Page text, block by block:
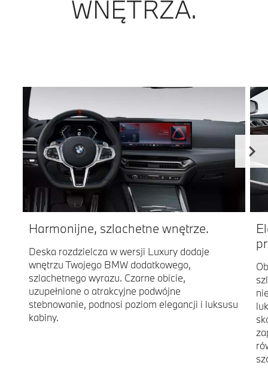
WNĘTRZA.
Harmonijne, szlachetne wnętrze.
Deska rozdzielcza w wersji Luxury dodaje
wnętrzu Twojego BMW dodatkowego,
szlachetnego wyrazu. Czarne obicie,
uzupełnione o atrakcyjne podwójne
stebnowanie, podnosi poziom elegancji i luksusu
kabiny.